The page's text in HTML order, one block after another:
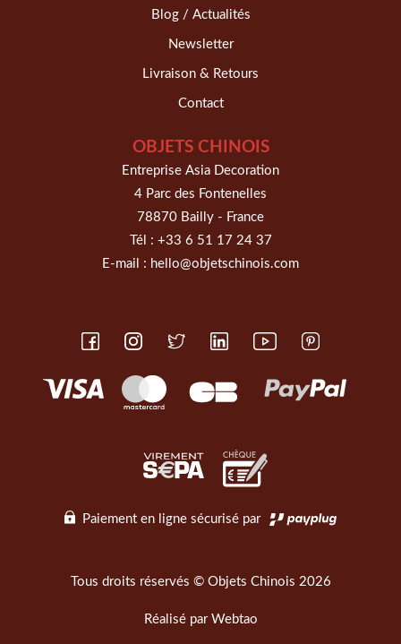
Blog / Actualités
Newsletter
Livraison & Retours
Contact
OBJETS CHINOIS
Entreprise Asia Decoration
4 Parc des Fontenelles
78870 Bailly - France
Tél : +33 6 51 17 24 37
E-mail : hello@objetschinois.com
Paiement en ligne sécurisé par
Tous droits réservés © Objets Chinois 2026
Réalisé par Webtao